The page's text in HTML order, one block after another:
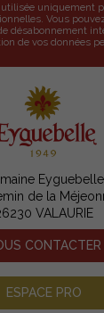
uniquement
Vous
désabonnement
de vos données
Eyguebelle
de la
VALAURIE
CONTACTER
ESPACE PRO